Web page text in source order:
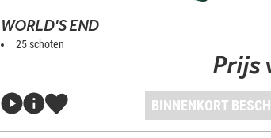
WORLD'S END
25 schoten
Prijs
BINNENKORT